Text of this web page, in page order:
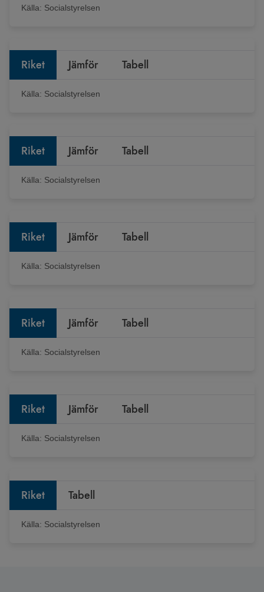
Källa: Socialstyrelsen
Riket Jämför Tabell
Källa: Socialstyrelsen
Riket Jämför Tabell
Källa: Socialstyrelsen
Riket Jämför Tabell
Källa: Socialstyrelsen
Riket Jämför Tabell
Källa: Socialstyrelsen
Riket Jämför Tabell
Källa: Socialstyrelsen
Riket Tabell
Källa: Socialstyrelsen